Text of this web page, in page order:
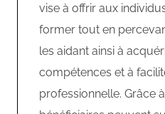
vise à offrir aux
former tout en
les aidant ainsi à
compétences et à
professionnelle. Grâce